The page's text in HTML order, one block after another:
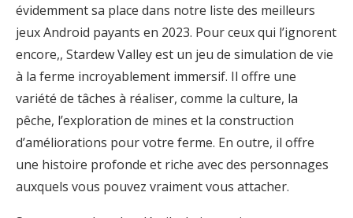
évidemment sa place dans notre liste des meilleurs
jeux Android payants en 2023. Pour ceux qui l’ignorent
encore,, Stardew Valley est un jeu de simulation de vie
à la ferme incroyablement immersif. Il offre une
variété de tâches à réaliser, comme la culture, la
pêche, l’exploration de mines et la construction
d’améliorations pour votre ferme. En outre, il offre
une histoire profonde et riche avec des personnages
auxquels vous pouvez vraiment vous attacher.